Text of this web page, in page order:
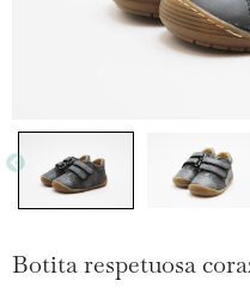
Botita respetuosa